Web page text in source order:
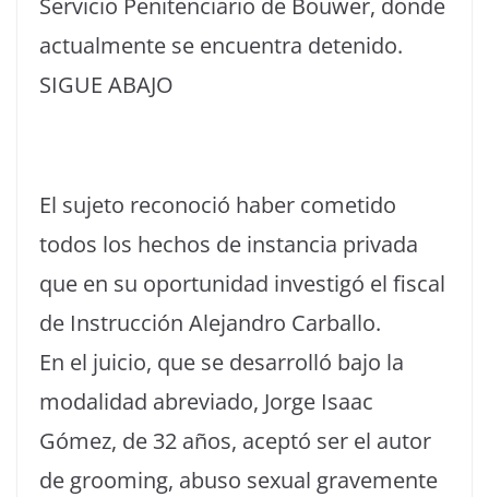
Servicio Penitenciario de Bouwer, donde
actualmente se encuentra detenido.
SIGUE ABAJO
El sujeto reconoció haber cometido
todos los hechos de instancia privada
que en su oportunidad investigó el fiscal
de Instrucción Alejandro Carballo.
En el juicio, que se desarrolló bajo la
modalidad abreviado, Jorge Isaac
Gómez, de 32 años, aceptó ser el autor
de grooming, abuso sexual gravemente